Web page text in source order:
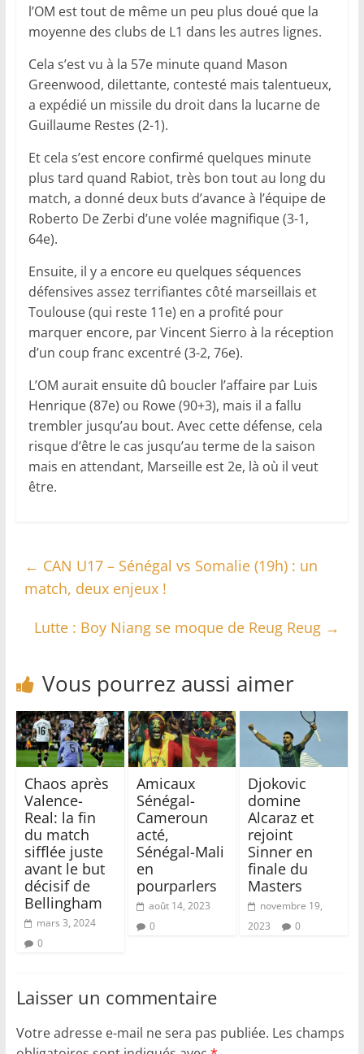
l’OM est tout de même un peu plus doué que la
moyenne des clubs de L1 dans les autres lignes.
Cela s’est vu à la 57e minute quand Mason
Greenwood, dilettante, contesté mais talentueux,
a expédié un missile du droit dans la lucarne de
Guillaume Restes (2-1).
Et cela s’est encore confirmé quelques minute
plus tard quand Rabiot, très bon tout au long du
match, a donné deux buts d’avance à l’équipe de
Roberto De Zerbi d’une volée magnifique (3-1,
64e).
Ensuite, il y a encore eu quelques séquences
défensives assez terrifiantes côté marseillais et
Toulouse (qui reste 11e) en a profité pour
marquer encore, par Vincent Sierro à la réception
d’un coup franc excentré (3-2, 76e).
L’OM aurait ensuite dû boucler l’affaire par Luis
Henrique (87e) ou Rowe (90+3), mais il a fallu
trembler jusqu’au bout. Avec cette défense, cela
risque d’être le cas jusqu’au terme de la saison
mais en attendant, Marseille est 2e, là où il veut
être.
← CAN U17 – Sénégal vs Somalie (19h) : un
match, deux enjeux !
Lutte : Boy Niang se moque de Reug Reug →
Vous pourrez aussi aimer
Chaos après
Valence-
Real: la fin
du match
sifflée juste
avant le but
décisif de
Bellingham
mars 3, 2024
0
Amicaux
Sénégal-
Cameroun
acté,
Sénégal-Mali
en
pourparlers
août 14, 2023
0
Djokovic
domine
Alcaraz et
rejoint
Sinner en
finale du
Masters
novembre 19,
2023
0
Laisser un commentaire
Votre adresse e-mail ne sera pas publiée. Les champs